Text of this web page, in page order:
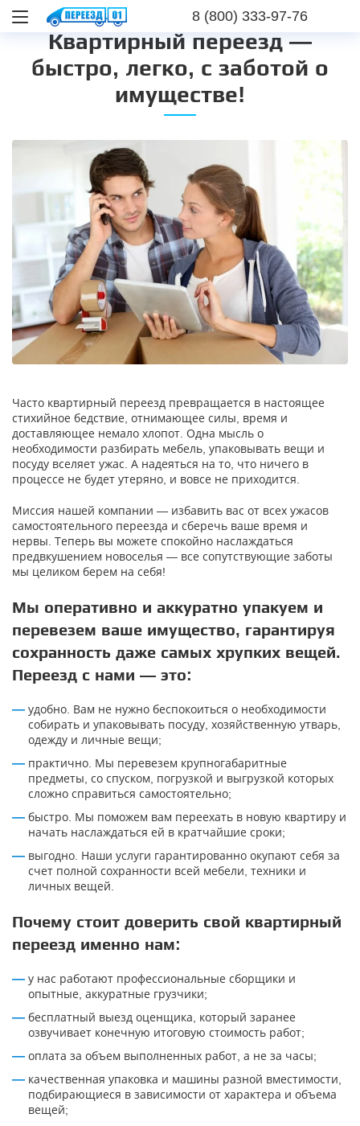
8 (800) 333-97-76
Квартирный переезд —
быстро, легко, с заботой о
имуществе!
Часто квартирный переезд превращается в настоящее
стихийное бедствие, отнимающее силы, время и
доставляющее немало хлопот. Одна мысль о
необходимости разбирать мебель, упаковывать вещи и
посуду вселяет ужас. А надеяться на то, что ничего в
процессе не будет утеряно, и вовсе не приходится.
Миссия нашей компании — избавить вас от всех ужасов
самостоятельного переезда и сберечь ваше время и
нервы. Теперь вы можете спокойно наслаждаться
предвкушением новоселья — все сопутствующие заботы
мы целиком берем на себя!
Мы оперативно и аккуратно упакуем и
перевезем ваше имущество, гарантируя
сохранность даже самых хрупких вещей.
Переезд с нами — это:
удобно. Вам не нужно беспокоиться о необходимости
собирать и упаковывать посуду, хозяйственную утварь,
одежду и личные вещи;
практично. Мы перевезем крупногабаритные
предметы, со спуском, погрузкой и выгрузкой которых
сложно справиться самостоятельно;
быстро. Мы поможем вам переехать в новую квартиру и
начать наслаждаться ей в кратчайшие сроки;
выгодно. Наши услуги гарантированно окупают себя за
счет полной сохранности всей мебели, техники и
личных вещей.
Почему стоит доверить свой квартирный
переезд именно нам:
у нас работают профессиональные сборщики и
опытные, аккуратные грузчики;
бесплатный выезд оценщика, который заранее
озвучивает конечную итоговую стоимость работ;
оплата за объем выполненных работ, а не за часы;
качественная упаковка и машины разной вместимости,
подбирающиеся в зависимости от характера и объема
вещей;